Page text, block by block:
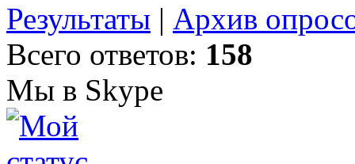
Результаты | Архив
Всего ответов: 158
Мы в Skype